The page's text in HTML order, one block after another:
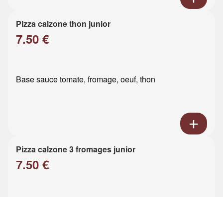
Pizza calzone thon junior
7.50 €
Base sauce tomate, fromage, oeuf, thon
Pizza calzone 3 fromages junior
7.50 €